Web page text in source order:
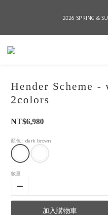
2026 SPRING &
2026 SPRING &
全店消費滿NT$8,000 享有7-11店到店
2026 SPRING &
Hender Scheme
2colors
NT$6,980
顏色 : dark brown
數量
加入購物車